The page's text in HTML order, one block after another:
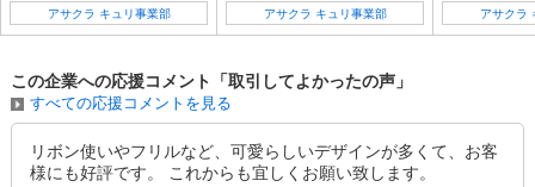
アサクラ キュリ事業部 アサクラ キュリ事業部 アサクラ
この企業への応援コメント「取引してよかったの声」
すべての応援コメントを見る
リボン使いやフリルなど、可愛らしいデザインが多くて、お客
様にも好評です。 これからも宜しくお願い致します。